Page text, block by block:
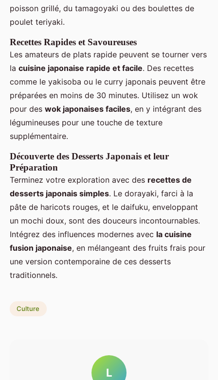
poisson grillé, du tamagoyaki ou des boulettes de
poulet teriyaki.
Recettes Rapides et Savoureuses
Les amateurs de plats rapide peuvent se tourner vers
la cuisine japonaise rapide et facile. Des recettes
comme le yakisoba ou le curry japonais peuvent être
préparées en moins de 30 minutes. Utilisez un wok
pour des wok japonaises faciles, en y intégrant des
légumineuses pour une touche de texture
supplémentaire.
Découverte des Desserts Japonais et leur
Préparation
Terminez votre exploration avec des recettes de
desserts japonais simples. Le dorayaki, farci à la
pâte de haricots rouges, et le daifuku, enveloppant
un mochi doux, sont des douceurs incontournables.
Intégrez des influences modernes avec la cuisine
fusion japonaise, en mélangeant des fruits frais pour
une version contemporaine de ces desserts
traditionnels.
Culture
L